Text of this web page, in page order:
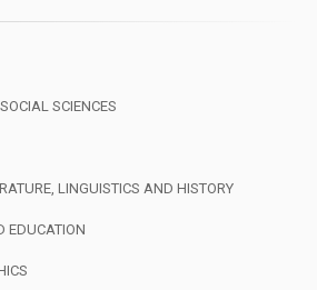
SCIENCES
LINGUISTICS AND HISTORY
EDUCATION